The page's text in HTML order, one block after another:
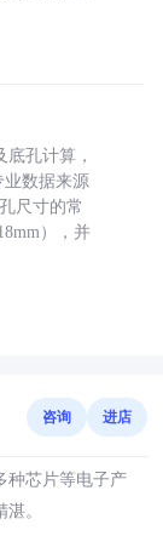
孔计算，
业数据来源
尺寸的常
），并
咨询 进店
种芯片等电子产
。